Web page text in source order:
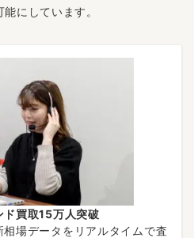
にしています。
ド買取15万人突破
場データをリアルタイムで査